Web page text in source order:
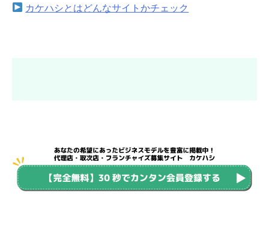
カケハシとはどんなサイトかチェック